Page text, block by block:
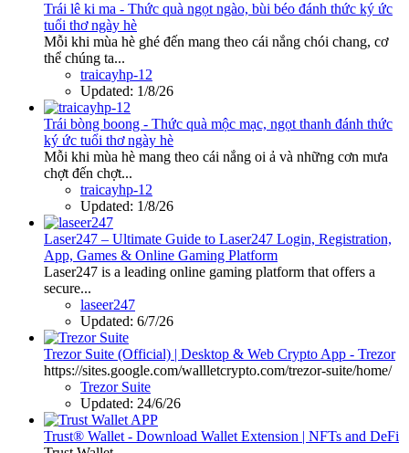
Trái lê ki ma - Thức quà ngọt ngào, bùi béo đánh thức ký ức
tuổi thơ ngày hè
Mỗi khi mùa hè ghé đến mang theo cái nắng chói chang, cơ
thể chúng ta...
traicayhp-12
Updated: 1/8/26
Trái bòng boong - Thức quà mộc mạc, ngọt thanh đánh thức
ký ức tuổi thơ ngày hè
Mỗi khi mùa hè mang theo cái nắng oi ả và những cơn mưa
chợt đến chợt...
traicayhp-12
Updated: 1/8/26
Laser247 – Ultimate Guide to Laser247 Login, Registration,
App, Games & Online Gaming Platform
Laser247 is a leading online gaming platform that offers a
secure...
laseer247
Updated: 6/7/26
Trezor Suite (Official) | Desktop & Web Crypto App - Trezor
https://sites.google.com/wallletcrypto.com/trezor-suite/home/
Trezor Suite
Updated: 24/6/26
Trust® Wallet - Download Wallet Extension | NFTs and DeFi